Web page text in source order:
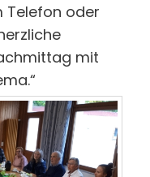
Telefon oder
mit